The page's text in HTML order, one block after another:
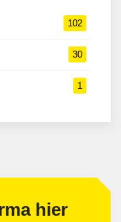
102
30
1
hier